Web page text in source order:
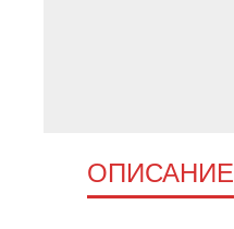
ОПИСАНИЕ